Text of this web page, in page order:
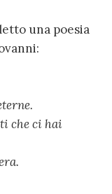
una poesia
che ci hai